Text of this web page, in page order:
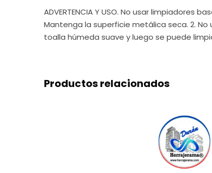
ADVERTENCIA Y USO. No usar limpiadores
Mantenga la superficie metálica seca. 2.
toalla húmeda suave y luego se puede
Productos relacionados